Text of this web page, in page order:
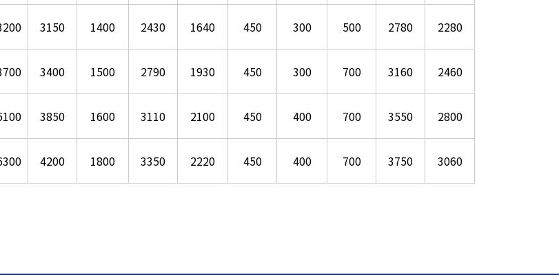
3150 1400 2430 1640 450 300 500 2780 2280
3400 1500 2790 1930 450 300 700 3160 2460
3850 1600 3110 2100 450 400 700 3550 2800
4200 1800 3350 2220 450 400 700 3750 3060